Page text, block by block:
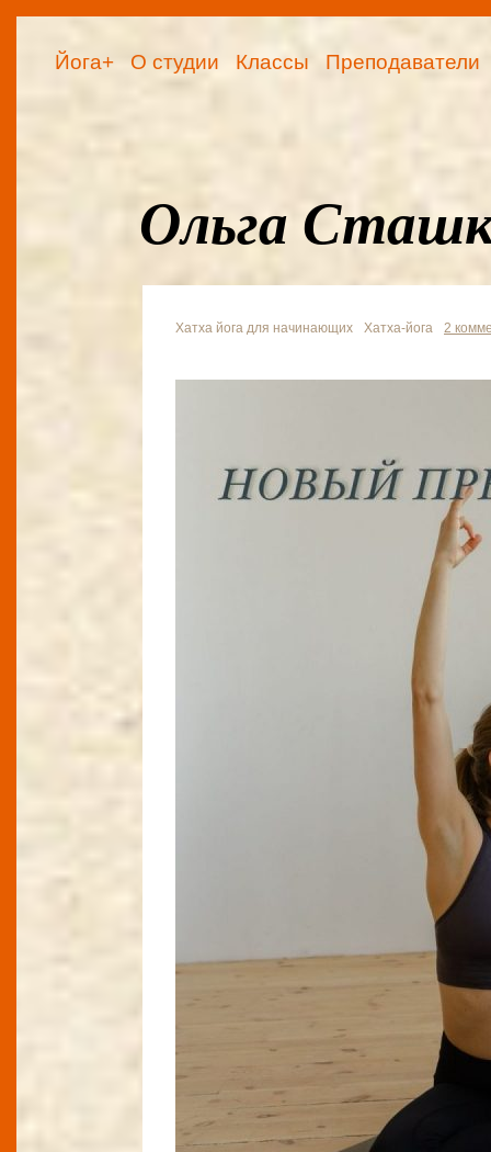
Йога+ О студии Классы Преподаватели
Ольга
Хатха йога для начинающих Хатха-йога 2